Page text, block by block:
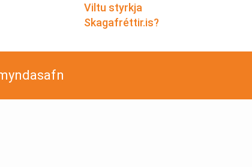
Viltu styrkja
Skagafréttir.is?